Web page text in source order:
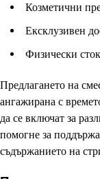
Козметични
Ексклузивен
Физически
Предлагането на
ангажирана с
да се включат за
помогне за
съдържанието на